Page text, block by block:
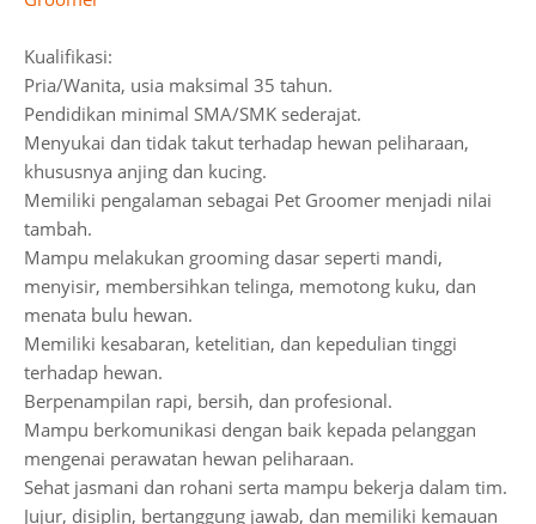
Kualifikasi:
Pria/Wanita, usia maksimal 35 tahun.
Pendidikan minimal SMA/SMK sederajat.
Menyukai dan tidak takut terhadap hewan peliharaan,
khususnya anjing dan kucing.
Memiliki pengalaman sebagai Pet Groomer menjadi nilai
tambah.
Mampu melakukan grooming dasar seperti mandi,
menyisir, membersihkan telinga, memotong kuku, dan
menata bulu hewan.
Memiliki kesabaran, ketelitian, dan kepedulian tinggi
terhadap hewan.
Berpenampilan rapi, bersih, dan profesional.
Mampu berkomunikasi dengan baik kepada pelanggan
mengenai perawatan hewan peliharaan.
Sehat jasmani dan rohani serta mampu bekerja dalam tim.
Jujur, disiplin, bertanggung jawab, dan memiliki kemauan